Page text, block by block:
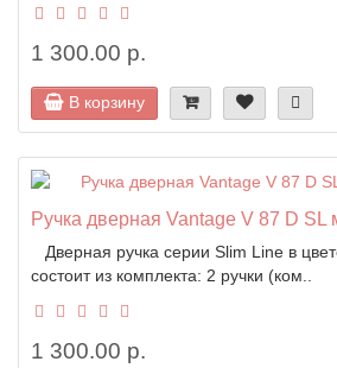
1 300.00 р.
В корзину
Ручка дверная Vantage V 87 D SL
Дверная ручка серии Slim Line в
состоит из комплекта: 2 ручки (ком..
1 300.00 р.